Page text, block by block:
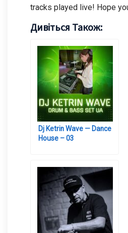
tracks played live! Hope
Дивіться Також:
Dj Ketrin Wave — Dance
House – 03